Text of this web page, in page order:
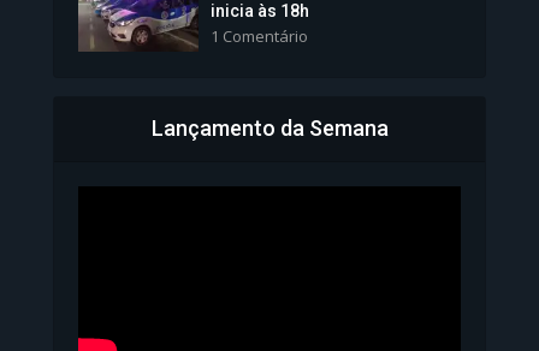
Bahia inicia emissão da
inicia às 18h
1 Comentário
Lançamento da Semana